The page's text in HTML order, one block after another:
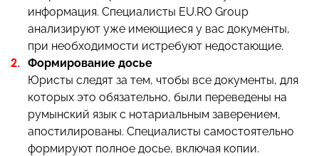
информация. Специалисты EU.RO Group
анализируют уже имеющиеся у вас документы,
при необходимости истребуют недостающие.
Формирование досье
Юристы следят за тем, чтобы все документы, для
которых это обязательно, были переведены на
румынский язык с нотариальным заверением,
апостилированы. Специалисты самостоятельно
формируют полное досье, включая копии.